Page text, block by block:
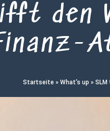
den
Startseite » What's up »